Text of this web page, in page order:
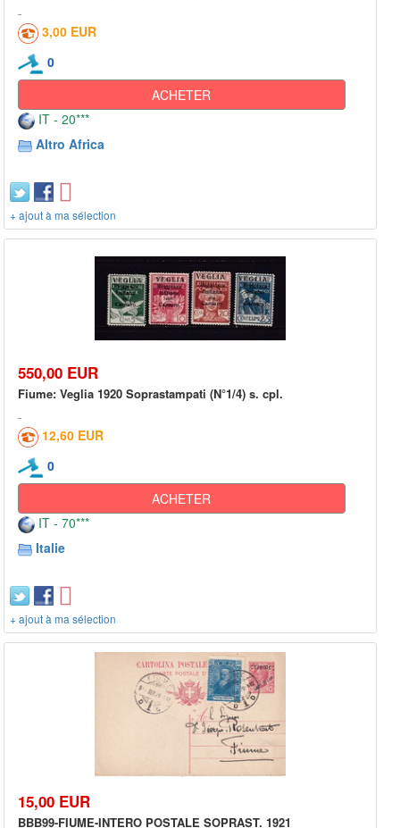
3,00 EUR
0
ACHETER
IT - 20***
Altro Africa
+ ajout à ma sélection
550,00 EUR
Fiume: Veglia 1920 Soprastampati (N°1/4) s. cpl.
12,60 EUR
0
ACHETER
IT - 70***
Italie
+ ajout à ma sélection
15,00 EUR
BBB99-FIUME-INTERO POSTALE SOPRAST. 1921